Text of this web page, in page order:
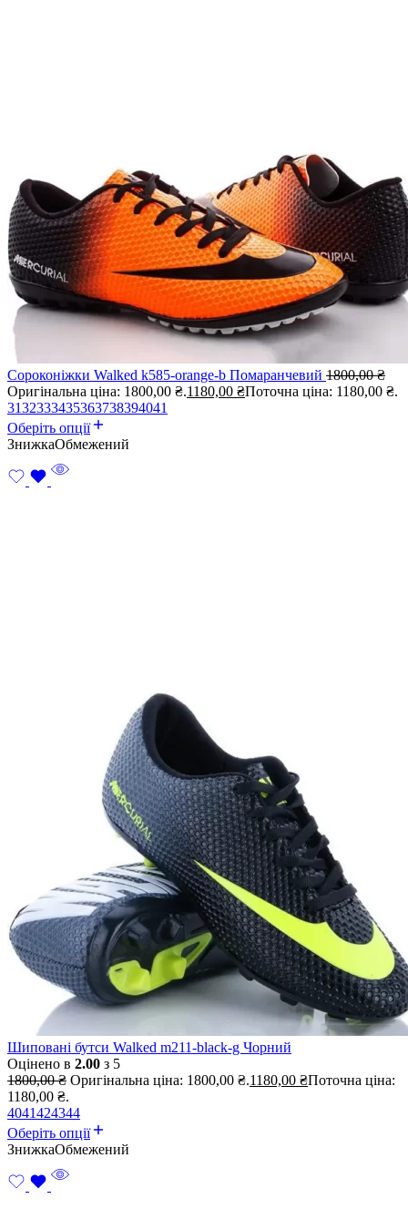
Сороконіжки Walked k585-orange-b Помаранчевий 1800,00₴
Оригінальна ціна: 1800,00 ₴.1180,00 ₴Поточна ціна: 1180,00 ₴.
3132333435363738394041
Оберіть опції
ЗнижкаОбмежений
Шиповані бутси Walked m211-black-g Чорний
Оцінено в 2.00 з 5
1800,00₴ Оригінальна ціна: 1800,00 ₴.1180,00 ₴Поточна ціна:
1180,00 ₴.
4041424344
Оберіть опції
ЗнижкаОбмежений